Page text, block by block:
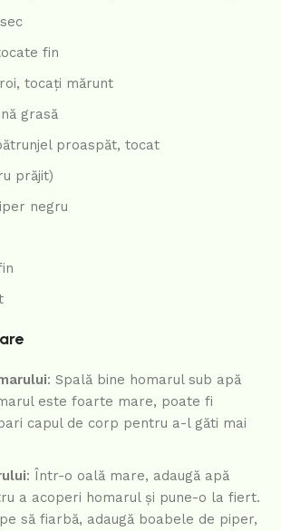
fin
tocați mărunt
grasă
proaspăt, tocat
prăjit)
negru
: Spală bine homarul sub apă
este foarte mare, poate fi
capul de corp pentru a-l găti mai
: Într-o oală mare, adaugă apă
a acoperi homarul și pune-o la fiert.
să fiarbă, adaugă boabele de piper,